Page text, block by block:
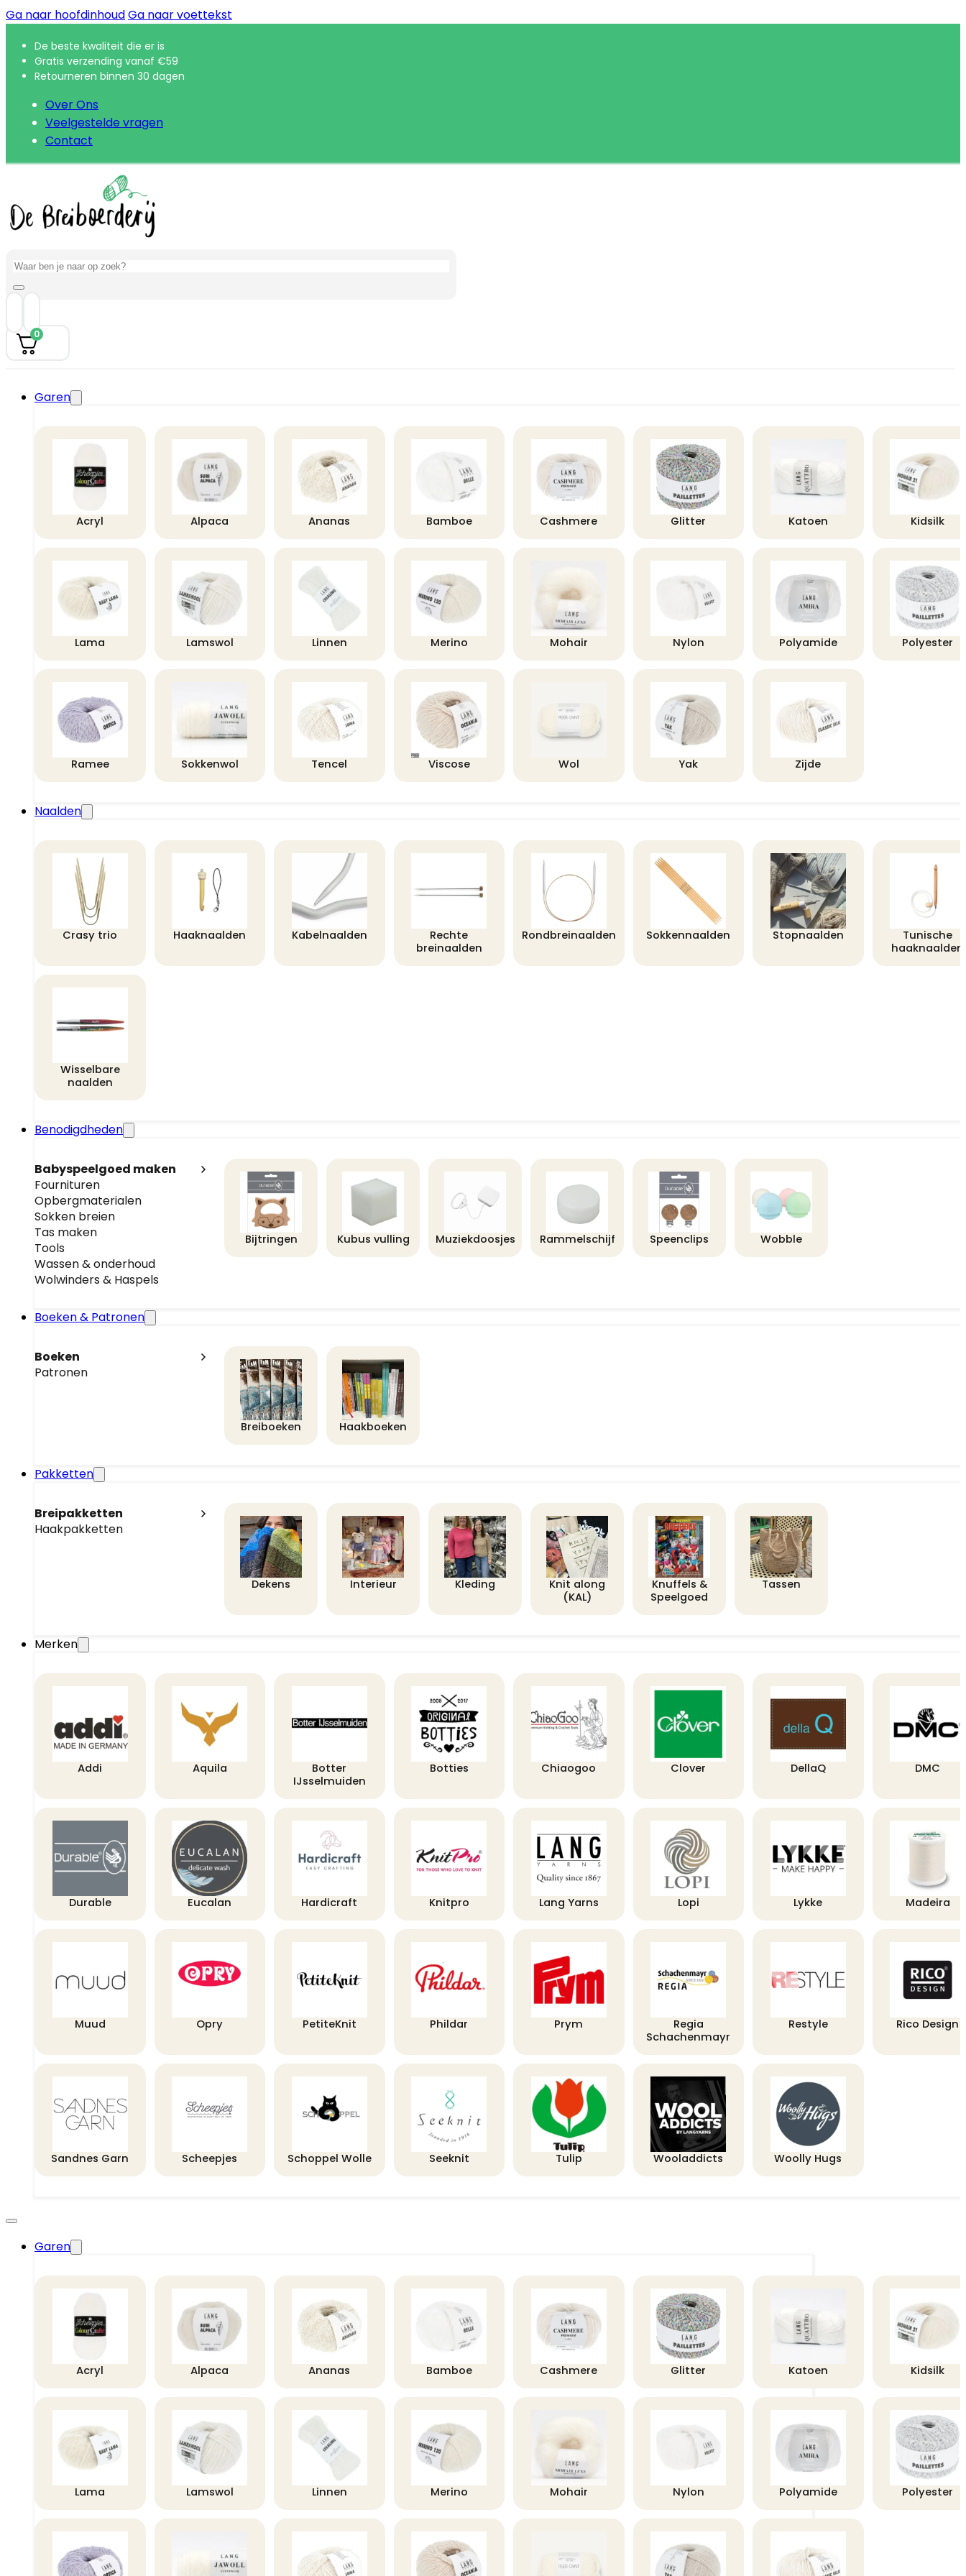
Ga naar hoofdinhoudGa naar voettekst
De beste kwaliteit die er is
Gratis verzending vanaf €59
Retourneren binnen 30 dagen
Over Ons
Veelgestelde vragen
Contact
Zoeken
0
Garen
Acryl Alpaca Ananas Bamboe Cashmere Glitter Katoen Kidsilk
Lama Lamswol Linnen Merino Mohair Nylon Polyamide Polyester
Ramee Sokkenwol Tencel Viscose Wol Yak Zijde
Naalden
Crasy trio Haaknaalden Kabelnaalden
Rechte
breinaalden
Rondbreinaalden Sokkennaalden Stopnaalden
Tunische
haaknaalden
Wisselbare
naalden
Benodigdheden
Babyspeelgoed maken
Fournituren
Opbergmaterialen
Sokken breien
Tas maken
Tools
Wassen & onderhoud
Wolwinders & Haspels
Bijtringen Kubus vulling Muziekdoosjes Rammelschijf Speenclips Wobble
Boeken & Patronen
Boeken
Patronen
Breiboeken Haakboeken
Pakketten
Breipakketten
Haakpakketten
Dekens Interieur Kleding
Knit along
(KAL)
Knuffels &
Speelgoed
Tassen
Merken
Addi Aquila
Botter
IJsselmuiden
Botties Chiaogoo Clover DellaQ DMC
Durable Eucalan Hardicraft Knitpro Lang Yarns Lopi Lykke Madeira
Muud Opry PetiteKnit Phildar Prym
Regia
Schachenmayr
Restyle Rico Design
Sandnes Garn Scheepjes Schoppel Wolle Seeknit Tulip Wooladdicts Woolly Hugs
Garen
Acryl Alpaca Ananas Bamboe Cashmere Glitter Katoen Kidsilk
Lama Lamswol Linnen Merino Mohair Nylon Polyamide Polyester